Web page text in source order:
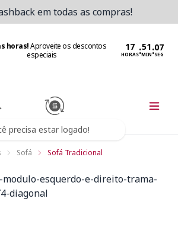
em todas as compras!
horas!Aproveite os descontos
especiais
HORAS:MIN:SEG
precisa estar logado!
Sofá Sofá Tradicional